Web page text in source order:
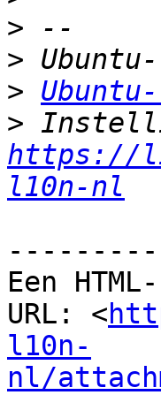
>
>
>
>
https://
l10n-nl
Een
URL: <
l10n-
nl/